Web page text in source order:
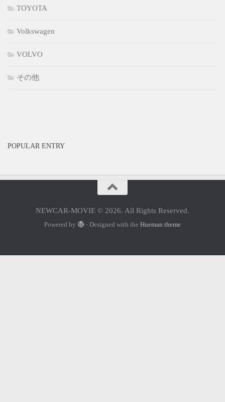
TOYOTA
Volkswagen
VOLVO
その他
POPULAR ENTRY
NEWCAR-MOVIE © 2026. All Rights Reserved.
Powered by - Designed with the Hueman theme